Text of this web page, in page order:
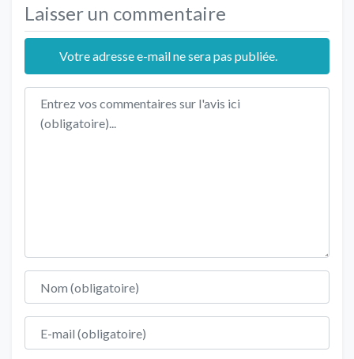
Laisser un commentaire
Votre adresse e-mail ne sera pas publiée.
Texte de l'avis
Nom
E-mail